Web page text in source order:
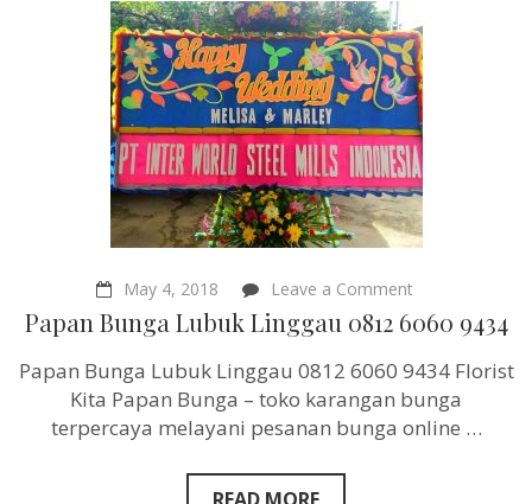
May 4, 2018 Leave a Commenton
Papan
Bunga
Linggau
6060
9434
Papan Bunga Lubuk Linggau 0812 6060 9434
Papan Bunga Lubuk Linggau 0812 6060 9434 Florist
Kita Papan Bunga – toko karangan bunga
terpercaya melayani pesanan bunga online …
READ MORE